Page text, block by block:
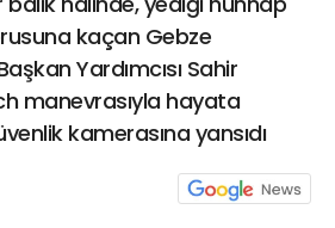
kaçan Gebze
Yardımcısı Sahir
manevrasıyla hayata
kamerasına yansıdı
21 Gölcük
02624132333
haber@golcukpostasi.com